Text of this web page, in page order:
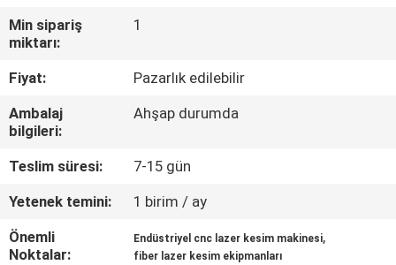
FABRIKA
TURU
KALITE
KONTROL
BIZE
ULAŞIN
Min sipariş
miktarı:
1
Fiyat:
Pazarlık edilebilir
Ambalaj
bilgileri:
Ahşap durumda
Teslim süresi:
7-15 gün
Yetenek temini:
1 birim / ay
Önemli
Noktalar:
Endüstriyel cnc lazer kesim makinesi,
fiber lazer kesim ekipmanları